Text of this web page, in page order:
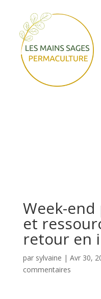
Week-
et
retour en
par sylvaine | Avr 30,
commentaires